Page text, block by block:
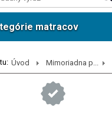
matracov
Úvod Mimoriadna p...